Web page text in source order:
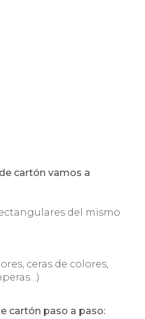
cartón vamos a
del mismo
ceras de colores,
cartón paso a paso: